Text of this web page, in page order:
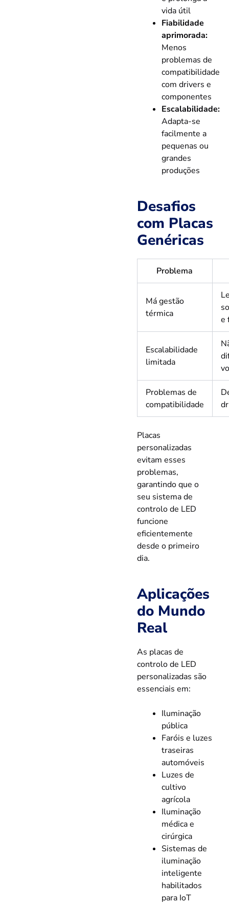
vida útil
Fiabilidade
aprimorada:
Menos
problemas de
compatibilidade
com drivers e
componentes
Escalabilidade:
Adapta-se
facilmente a
pequenas ou
grandes
produções
Desafios
com Placas
Genéricas
Problema
Má gestão
térmica
e
Escalabilidade
limitada
Problemas de
compatibilidade
Placas
personalizadas
evitam esses
problemas,
garantindo que o
seu sistema de
controlo de LED
funcione
eficientemente
desde o primeiro
dia.
Aplicações
do Mundo
Real
As placas de
controlo de LED
personalizadas são
essenciais em:
Iluminação
pública
Faróis e luzes
traseiras
automóveis
Luzes de
cultivo
agrícola
Iluminação
médica e
cirúrgica
Sistemas de
iluminação
inteligente
habilitados
para IoT